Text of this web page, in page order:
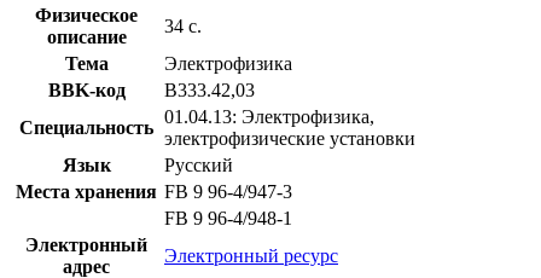
Физическое
описание
34 с.
Тема
Электрофизика
BBK-код
В333.42,03
Специальность
01.04.13: Электрофизика,
электрофизические установки
Язык
Русский
Места хранения FB 9 96-4/947-3
FB 9 96-4/948-1
Электронный
адрес
Электронный ресурс